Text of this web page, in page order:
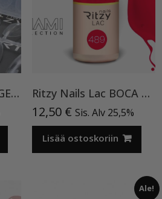
RITZY NAILS SOFT GEL NATURAL ALMOND 01 (240 kpl) Ritzy Nails Lac BOCA CHICA 489 TPO vapaa, 9ml
12,50 € Sis. Alv 25,5%
Lisää ostoskoriin
Ale!